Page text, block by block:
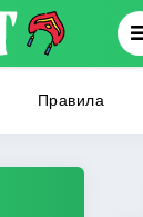
Правила